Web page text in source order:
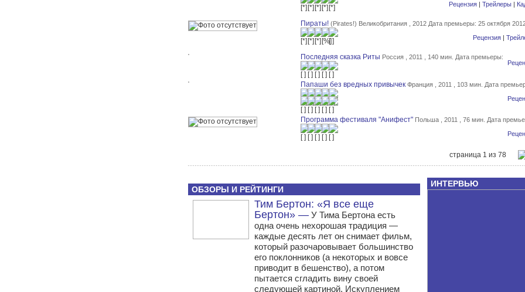
Рецензия| Трейлеры|
Пираты! (Pirates!) Великобритания , 2012 Дата премьеры: 25 октября
Рецензия|
Последняя сказка Риты Россия , 2011 , 140 мин. Дата премьеры:
Папаши без вредных привычек Франция , 2011 , 103 мин. Дата
Программа фестиваля "Анифест" Польша , 2011 , 76 мин. Дата
страница 1 из 78
ОБЗОРЫ И РЕЙТИНГИ
Тим Бертон: «Я все еще
Бертон» —У Тима Бертона есть
одна очень нехорошая традиция —
каждые десять лет он снимает фильм,
который разочаровывает большинство
его поклонников (а некоторых и вовсе
приводит в бешенство), а потом
пытается сгладить вину своей
следующей картиной. Искуплением
ИНТЕРВЬЮ